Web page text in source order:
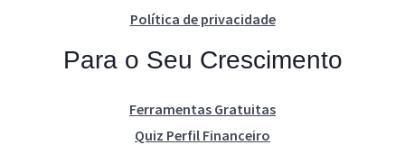
Política de privacidade
Para o Seu Crescimento
Ferramentas Gratuitas
Quiz Perfil Financeiro